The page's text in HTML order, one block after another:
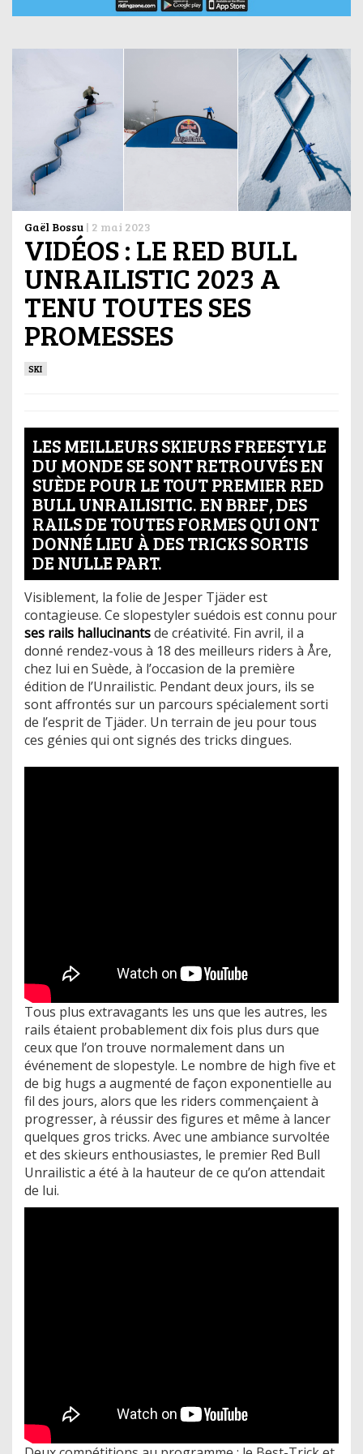
Gaël Bossu | 2 mai 2023
VIDÉOS : LE RED BULL
UNRAILISTIC 2023 A
TENU TOUTES SES
PROMESSES
SKI
LES MEILLEURS SKIEURS FREESTYLE
DU MONDE SE SONT RETROUVÉS EN
SUÈDE POUR LE TOUT PREMIER RED
BULL UNRAILISITIC. EN BREF, DES
RAILS DE TOUTES FORMES QUI ONT
DONNÉ LIEU À DES TRICKS SORTIS
DE NULLE PART.
Visiblement, la folie de Jesper Tjäder est
contagieuse. Ce slopestyler suédois est connu pour
ses rails hallucinantsde créativité. Fin avril, il a
donné rendez-vous à 18 des meilleurs riders à Åre,
chez lui en Suède, à l’occasion de la première
édition de l’Unrailistic. Pendant deux jours, ils se
sont affrontés sur un parcours spécialement sorti
de l’esprit de Tjäder. Un terrain de jeu pour tous
ces génies qui ont signés des tricks dingues.
Tous plus extravagants les uns que les autres, les
rails étaient probablement dix fois plus durs que
ceux que l’on trouve normalement dans un
événement de slopestyle. Le nombre de high five et
de big hugs a augmenté de façon exponentielle au
fil des jours, alors que les riders commençaient à
progresser, à réussir des figures et même à lancer
quelques gros tricks. Avec une ambiance survoltée
et des skieurs enthousiastes, le premier Red Bull
Unrailistic a été à la hauteur de ce qu’on attendait
de lui.